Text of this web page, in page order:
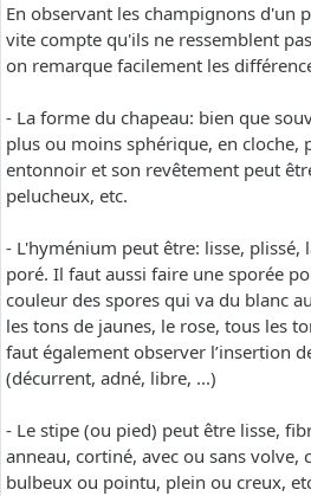
En observant les champignons d'un
vite compte qu'ils ne ressemblent
on remarque facilement les
- La forme du chapeau: bien que
plus ou moins sphérique, en cloche,
entonnoir et son revêtement peut
pelucheux, etc.
- L'hyménium peut être: lisse, plissé,
poré. Il faut aussi faire une sporée
couleur des spores qui va du blanc
les tons de jaunes, le rose, tous les
faut également observer l’insertion
(décurrent, adné, libre, ...)
- Le stipe (ou pied) peut être lisse,
anneau, cortiné, avec ou sans volve,
bulbeux ou pointu, plein ou creux,